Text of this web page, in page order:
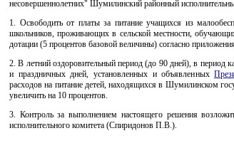
несовершеннолетних" Шумилинский районный
1. Освободить от платы за питание учащихся из
школьников, проживающих в сельской местности,
дотации (5 процентов базовой величины) согласно
2. В летний оздоровительный период (до 90 дней), в период
и праздничных дней, установленных и объявленных
расходов на питание детей, находящихся в Шумилинском
увеличить на 10 процентов.
3. Контроль за выполнением настоящего решения
исполнительного комитета (Спиридонов П.В.).